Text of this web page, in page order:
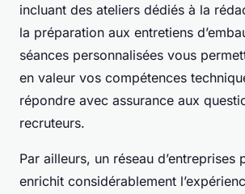
incluant des ateliers dédiés à la
la préparation aux entretiens
séances personnalisées vous
en valeur vos compétences
répondre avec assurance aux
recruteurs.
Par ailleurs, un réseau d’entreprises
enrichit considérablement